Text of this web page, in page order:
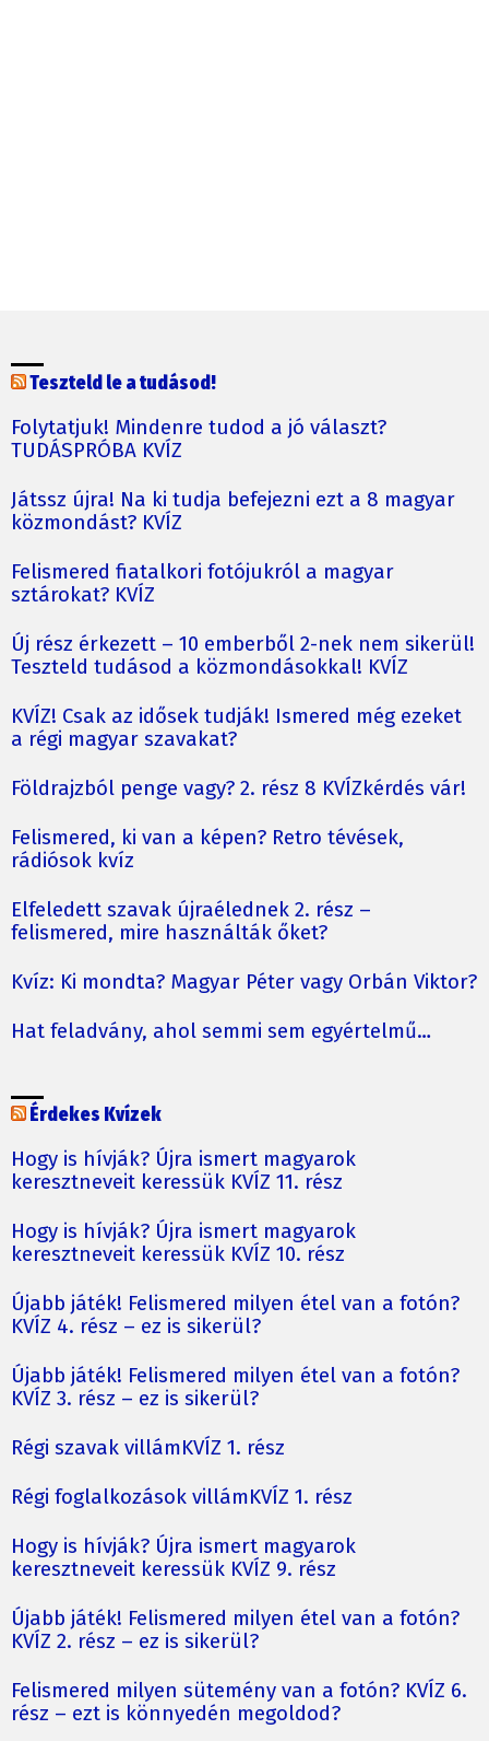
Teszteld le a tudásod!
Folytatjuk! Mindenre tudod a jó választ?
TUDÁSPRÓBA KVÍZ
Játssz újra! Na ki tudja befejezni ezt a 8 magyar
közmondást? KVÍZ
Felismered fiatalkori fotójukról a magyar
sztárokat? KVÍZ
Új rész érkezett – 10 emberből 2-nek nem sikerül!
Teszteld tudásod a közmondásokkal! KVÍZ
KVÍZ! Csak az idősek tudják! Ismered még ezeket
a régi magyar szavakat?
Földrajzból penge vagy? 2. rész 8 KVÍZkérdés vár!
Felismered, ki van a képen? Retro tévések,
rádiósok kvíz
Elfeledett szavak újraélednek 2. rész –
felismered, mire használták őket?
Kvíz: Ki mondta? Magyar Péter vagy Orbán Viktor?
Hat feladvány, ahol semmi sem egyértelmű…
Érdekes Kvízek
Hogy is hívják? Újra ismert magyarok
keresztneveit keressük KVÍZ 11. rész
Hogy is hívják? Újra ismert magyarok
keresztneveit keressük KVÍZ 10. rész
Újabb játék! Felismered milyen étel van a fotón?
KVÍZ 4. rész – ez is sikerül?
Újabb játék! Felismered milyen étel van a fotón?
KVÍZ 3. rész – ez is sikerül?
Régi szavak villámKVÍZ 1. rész
Régi foglalkozások villámKVÍZ 1. rész
Hogy is hívják? Újra ismert magyarok
keresztneveit keressük KVÍZ 9. rész
Újabb játék! Felismered milyen étel van a fotón?
KVÍZ 2. rész – ez is sikerül?
Felismered milyen sütemény van a fotón? KVÍZ 6.
rész – ezt is könnyedén megoldod?